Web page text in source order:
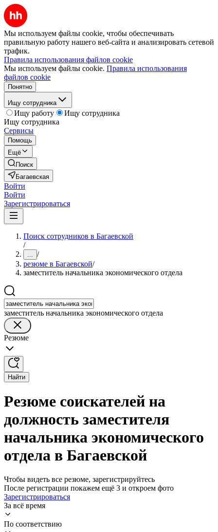
Мы используем файлы cookie, чтобы обеспечивать
правильную работу нашего веб-сайта и анализировать сетевой
трафик.
Правила использования файлов cookie
Мы используем файлы cookie. Правила использования
файлов cookie
Понятно
Ищу сотрудника
Ищу работу
Ищу сотрудника
Ищу сотрудника
Сервисы
Помощь
Ещё
Поиск
Багаевская
Войти
Войти
Зарегистрироваться
Поиск сотрудников в Багаевской
/
... /
резюме в Багаевской/
заместитель начальника экономического отдела
заместитель начальника экономического отдела
Резюме
Найти
Резюме соискателей на
должность заместителя
начальника экономического
отдела в Багаевской
Чтобы видеть все резюме, зарегистрируйтесь
После регистрации покажем ещё 3 и откроем фото
Зарегистрироваться
За всё время
По соответствию